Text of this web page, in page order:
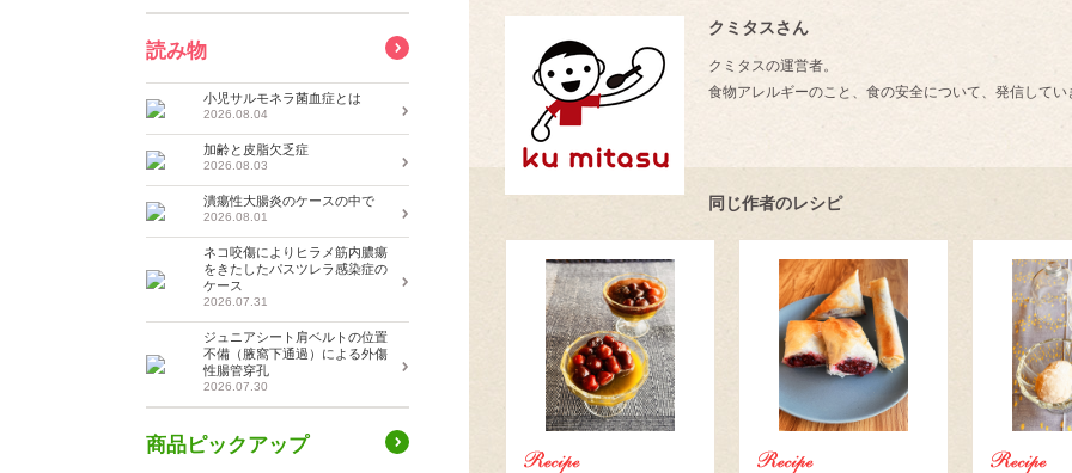
クミタスさん
クミタスの運営者。
食物アレルギーのこと、食の安全について、発信してい
同じ作者のレシピ
読み物
小児サルモネラ菌血症とは
2026.08.04
加齢と皮脂欠乏症
2026.08.03
潰瘍性大腸炎のケースの中で
2026.08.01
ネコ咬傷によりヒラメ筋内膿瘍
をきたしたパスツレラ感染症の
ケース
2026.07.31
ジュニアシート肩ベルトの位置
不備（腋窩下通過）による外傷
性腸管穿孔
2026.07.30
商品ピックアップ